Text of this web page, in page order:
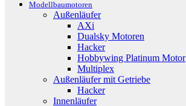
Modellbaumotoren
Außenläufer
AXi
Dualsky Motoren
Hacker
Hobbywing Platinum Motor
Multiplex
Außenläufer mit Getriebe
Hacker
Innenläufer